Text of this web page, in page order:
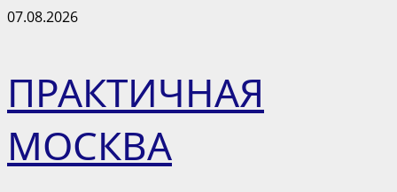
Перейти
07.08.2026
ПРАКТИЧНАЯ
МОСКВА